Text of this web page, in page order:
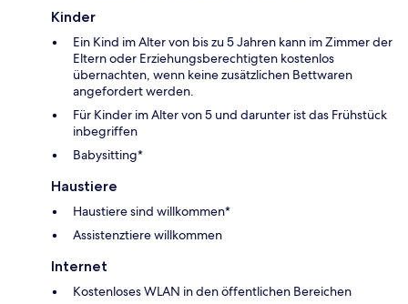
Kinder
Ein Kind im Alter von bis zu 5 Jahren kann im Zimmer der
Eltern oder Erziehungsberechtigten kostenlos
übernachten, wenn keine zusätzlichen Bettwaren
angefordert werden.
Für Kinder im Alter von 5 und darunter ist das Frühstück
inbegriffen
Babysitting*
Haustiere
Haustiere sind willkommen*
Assistenztiere willkommen
Internet
Kostenloses WLAN in den öffentlichen Bereichen